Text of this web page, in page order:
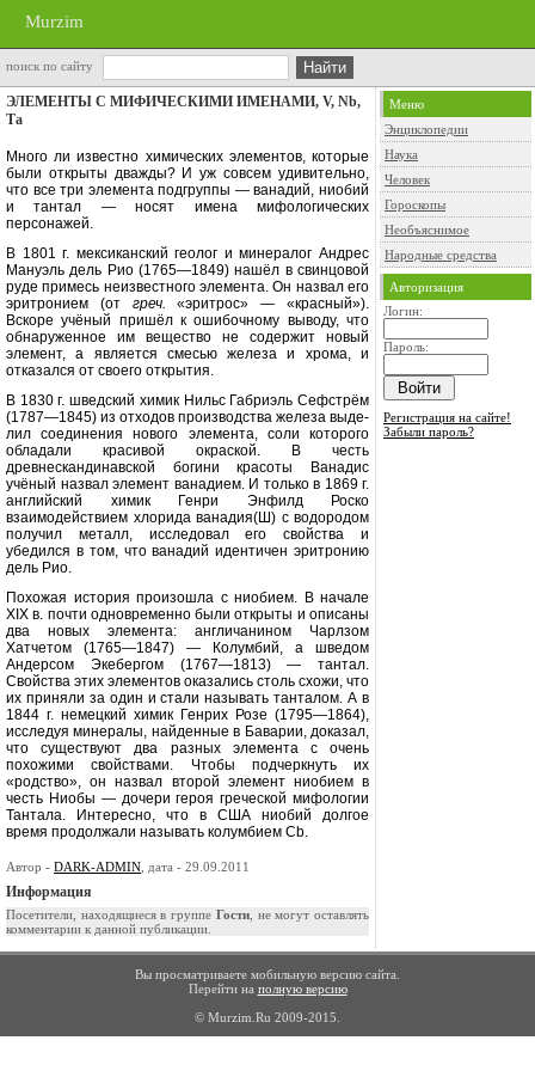
Murzim
поиск по сайту
ЭЛЕМЕНТЫ С МИФИЧЕСКИМИ ИМЕНАМИ, V, Nb,
Та
Много ли известно химических эле­ментов, которые
были открыты дваж­ды? И уж совсем удивительно,
что все три элемента подгруппы — ванадий, ниобий
и тантал — носят имена ми­фологических
персонажей.
В 1801 г. мексиканский геолог и минералог Андрес
Мануэль дель Рио (1765—1849) нашёл в свинцовой
руде примесь неизвестного элемента. Он назвал его
эритронием (от греч.«эритрос» — «красный»).
Вскоре учёный пришёл к ошибочному выводу, что
об­наруженное им вещество не содержит новый
элемент, а является смесью же­леза и хрома, и
отказался от своего от­крытия.
В 1830 г. шведский химик Нильс Габриэль Сефстрём
(1787—1845) из отходов производства железа выде­
лил соединения нового элемента, со­ли которого
обладали красивой окра­ской. В честь
древнескандинавской богини красоты Ванадис
учёный на­звал элемент ванадием. И только в 1869 г.
английский химик Генри Эн­филд Роско
взаимодействием хло­рида ванадия(Ш) с водородом
полу­чил металл, исследовал его свойства и
убедился в том, что ванадий иден­тичен эритронию
дель Рио.
Похожая история произошла с ниобием. В начале
XIXв. почти од­новременно были открыты и описаны
два новых элемента: англичанином Чарлзом
Хатчетом (1765—1847) — Колумбий, а шведом
Андерсом Экебергом (1767—1813) — тантал.
Свойства этих элементов оказались столь схо­жи, что
их приняли за один и стали называть танталом. А в
1844 г. немец­кий химик Генрих Розе (1795—1864),
исследуя минералы, найденные в Баварии, доказал,
что существуют два разных элемента с очень
похожими свойствами. Чтобы подчеркнуть их
«родство», он назвал второй элемент ниобием в
честь Ниобы — дочери ге­роя греческой мифологии
Тантала. Интересно, что в США ниобий дол­гое
время продолжали называть колумбием Сb.
Автор - DARK-ADMIN , дата - 29.09.2011
Информация
Посетители, находящиеся в группе Гости, не могут оставлять
комментарии к данной публикации.
Меню
Энциклопедии
Наука
Человек
Гороскопы
Необъяснимое
Народные средства
Авторизация
Логин:
Пароль:
Регистрация на сайте!
Забыли пароль?
Вы просматриваете мобильную версию сайта.
Перейти на полную версию
© Murzim.Ru 2009-2015.